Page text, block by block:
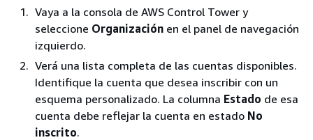
Vaya a la consola de AWS Control Tower y
seleccione Organización en el panel de navegación
izquierdo.
Verá una lista completa de las cuentas disponibles.
Identifique la cuenta que desea inscribir con un
esquema personalizado. La columna Estado de esa
cuenta debe reflejar la cuenta en estado No
inscrito.